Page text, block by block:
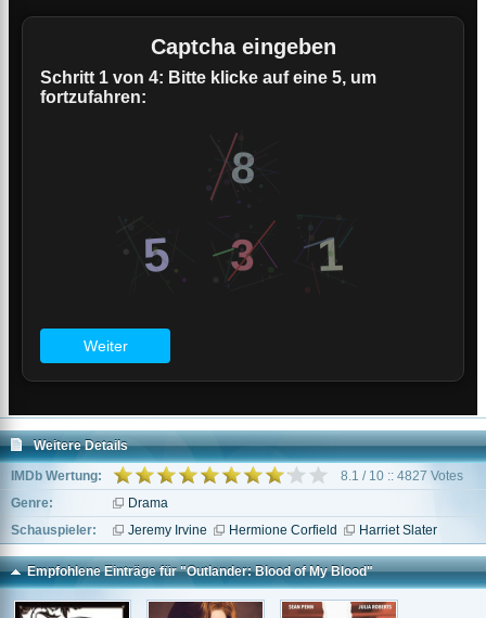
Weitere Details
IMDb Wertung:
8.1 / 10 :: 4827 Votes
Genre:
Drama
Schauspieler:
Jeremy Irvine Hermione Corfield Harriet Slater
Empfohlene Einträge für "Outlander: Blood of My Blood"